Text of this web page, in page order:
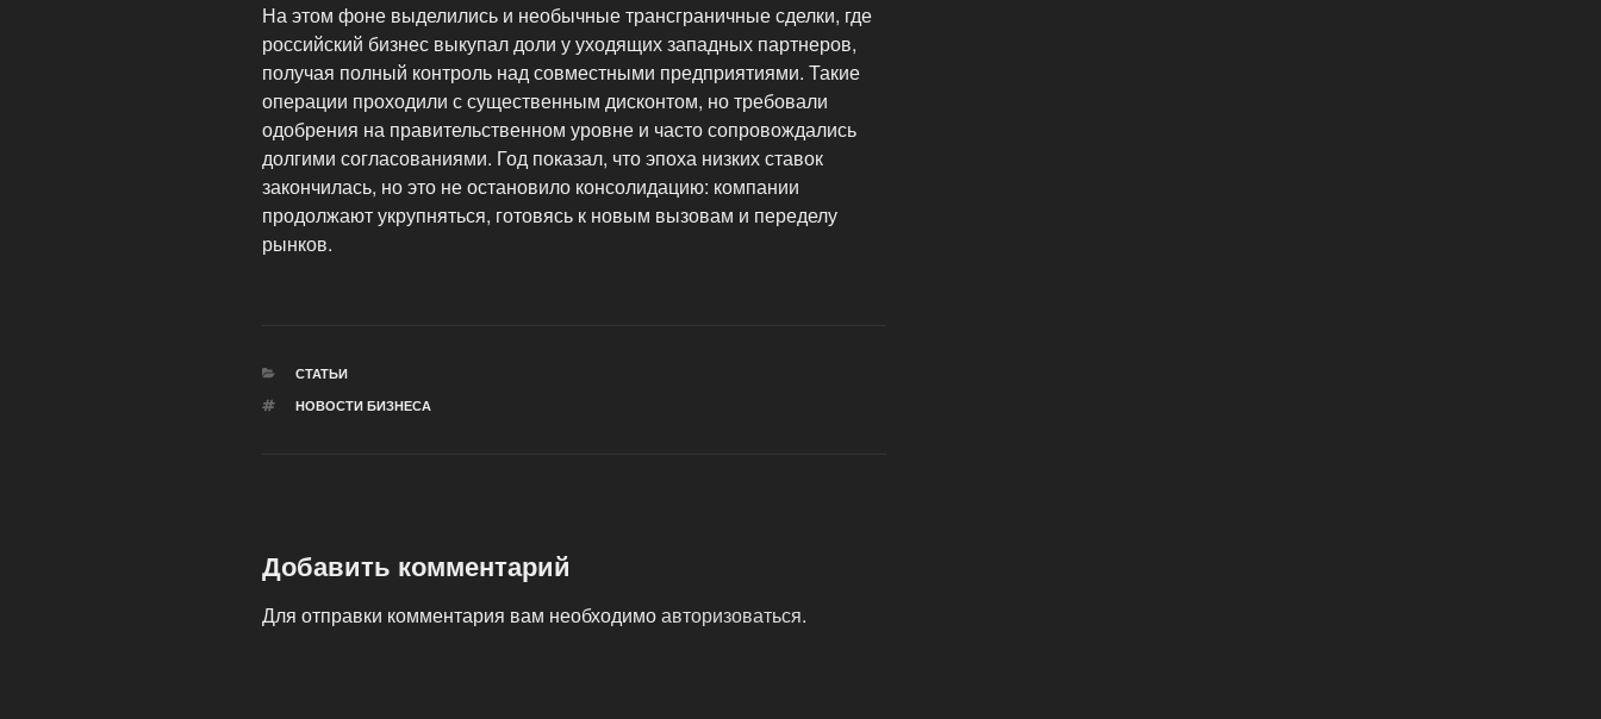
На этом фоне выделились и необычные трансграничные сделки, где
российский бизнес выкупал доли у уходящих западных партнеров,
получая полный контроль над совместными предприятиями. Такие
операции проходили с существенным дисконтом, но требовали
одобрения на правительственном уровне и часто сопровождались
долгими согласованиями. Год показал, что эпоха низких ставок
закончилась, но это не остановило консолидацию: компании
продолжают укрупняться, готовясь к новым вызовам и переделу
рынков.
РУБРИКИ
СТАТЬИ
МЕТКИ
НОВОСТИ БИЗНЕСА
Добавить комментарий
Для отправки комментария вам необходимоавторизоваться.